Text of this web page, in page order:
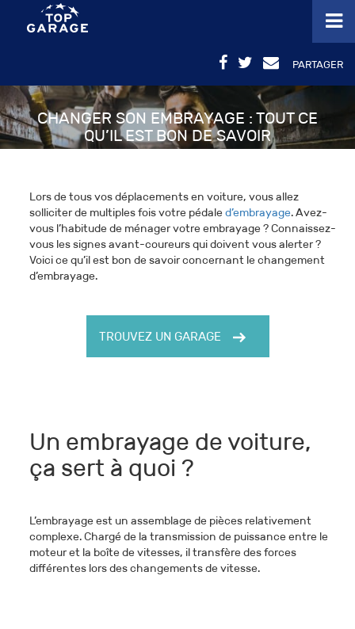
PARTAGER
CHANGER SON EMBRAYAGE : TOUT CE
QU’IL EST BON DE SAVOIR
Lors de tous vos déplacements en voiture, vous allez
solliciter de multiples fois votre pédaled’embrayage. Avez-
vous l’habitude de ménager votre embrayage ? Connaissez-
vous les signes avant-coureurs qui doivent vous alerter ?
Voici ce qu’il est bon de savoir concernant le changement
d’embrayage.
TROUVEZ UN GARAGE
Un embrayage de voiture,
ça sert à quoi ?
L’embrayage est un assemblage de pièces relativement
complexe. Chargé de la transmission de puissance entre le
moteur et la boîte de vitesses, il transfère des forces
différentes lors des changements de vitesse.